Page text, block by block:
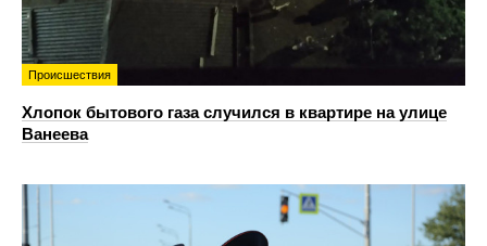
Происшествия
Хлопок бытового газа случился в квартире на улице
Ванеева